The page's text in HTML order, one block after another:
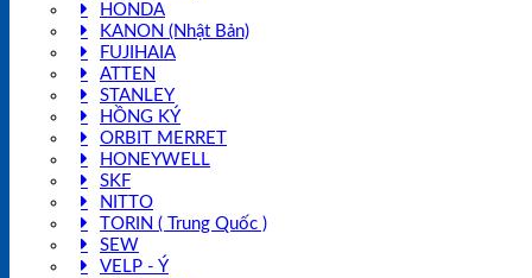
HONDA
KANON (Nhật Bản)
FUJIHAIA
ATTEN
STANLEY
HỒNG KÝ
ORBIT MERRET
HONEYWELL
SKF
NITTO
TORIN ( Trung Quốc )
SEW
VELP - Ý